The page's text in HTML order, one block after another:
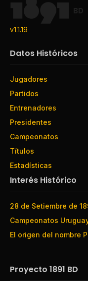
BD
v1.1.19
Datos Históricos
Jugadores
Partidos
Entrenadores
Presidentes
Campeonatos
Títulos
Estadísticas
Interés Histórico
28 de Setiembre de
Campeonatos
El origen del nombre
Proyecto 1891 BD